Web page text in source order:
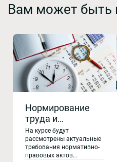
Вам может быть
Нормирование
труда и
обоснование
трудоемкости
работ при
На курсе будут
рассмотрены актуальные
требования нормативно-
правовых актов